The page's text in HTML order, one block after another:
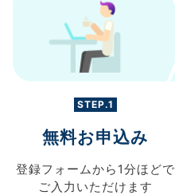
STEP.1
無料お申込み
登録フォームから 1分ほどで
ご入力 いただけます